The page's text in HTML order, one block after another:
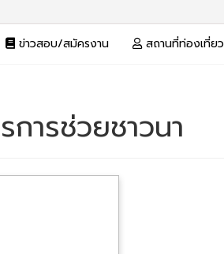
ข่าวสอบ/สมัครงาน สถานที่ท่องเที่ยว
การช่วยชาวนา